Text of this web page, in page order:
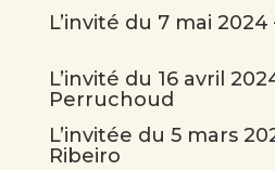
L’invité du 7 mai
L’invité du 16 avril
Perruchoud
L’invitée du 5 mars
Ribeiro